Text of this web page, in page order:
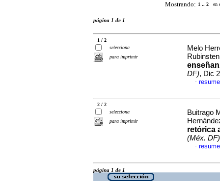
Mostrando: 1 .. 2 en
página 1 de 1
1 / 2
selecciona
para imprimir
Melo
DF), Dic
·
2 / 2
selecciona
para imprimir
Buitrago
retórica
(Méx. DF)
·
página 1 de 1